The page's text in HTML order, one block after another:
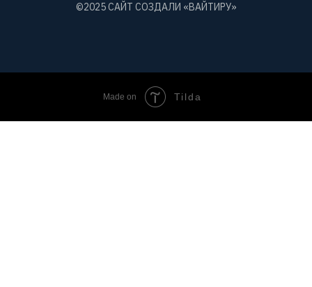
©2025 САЙТ СОЗДАЛИ «ВАЙТИРУ»
Made on Tilda